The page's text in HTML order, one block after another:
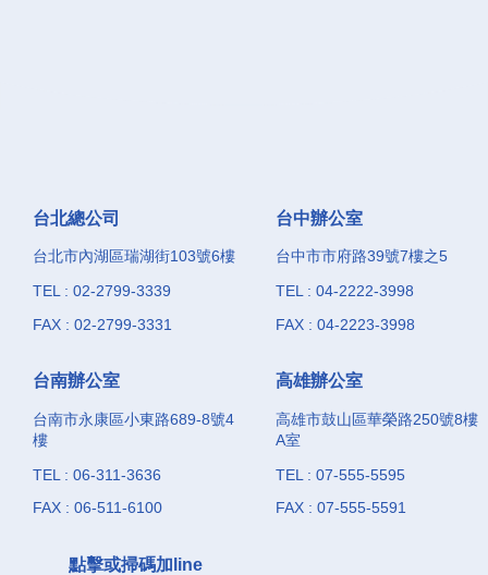
台北總公司
台北市內湖區瑞湖街103號6樓
TEL : 02-2799-3339
FAX : 02-2799-3331
台中辦公室
台中市市府路39號7樓之5
TEL : 04-2222-3998
FAX : 04-2223-3998
台南辦公室
台南市永康區小東路689-8號4
樓
TEL : 06-311-3636
FAX : 06-511-6100
高雄辦公室
高雄市鼓山區華榮路250號8樓
A室
TEL : 07-555-5595
FAX : 07-555-5591
點擊或掃碼加line